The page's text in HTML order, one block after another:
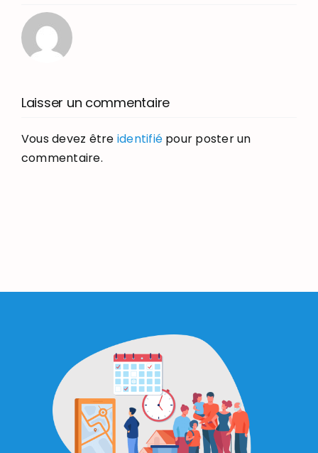
Laisser un commentaire
Vous devez être identifié pour poster un
commentaire.